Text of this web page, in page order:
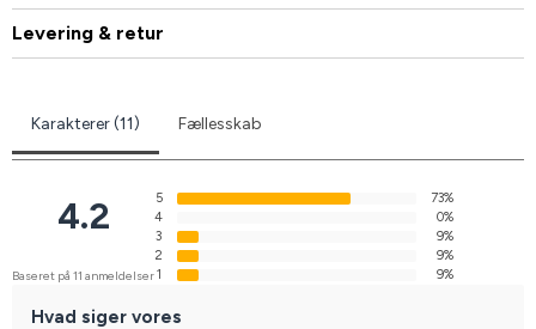
Levering & retur
Karakterer (11) Fællesskab
4.2
Baseret på 11 anmeldelser
5
73%
4
0%
3
9%
2
9%
1
9%
Hvad siger vores